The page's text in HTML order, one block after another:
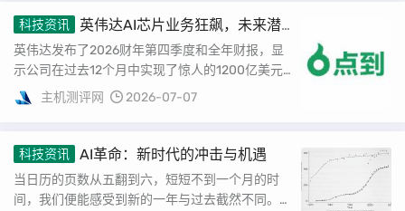
科技资讯
英伟达AI芯片业务狂飙，未来潜
力无限
英伟达发布了2026财年第四季度和全年财报，显
示公司在过去12个月中实现了惊人的1200亿美元
的净利润。 成为一年赚到上千亿美元的公司是...
主机测评网 2026-07-07
科技资讯 AI革命：新时代的冲击与机遇
当日历的页数从五翻到六，短短不到一个月的时
间，我们便能感受到新的一年与过去截然不同。去